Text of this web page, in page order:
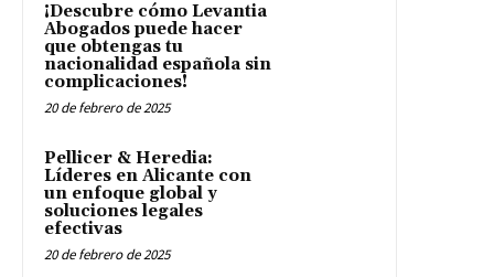
¡Descubre cómo Levantia
Abogados puede hacer
que obtengas tu
nacionalidad española sin
complicaciones!
20 de febrero de 2025
Pellicer & Heredia:
Líderes en Alicante con
un enfoque global y
soluciones legales
efectivas
20 de febrero de 2025